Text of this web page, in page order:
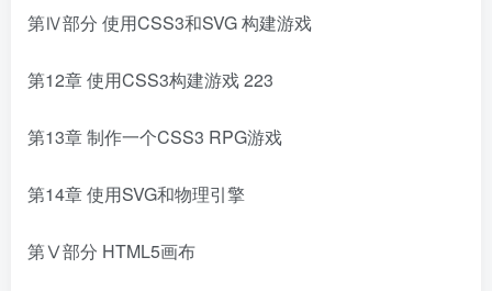
第Ⅳ部分 使用CSS3和SVG 构建游戏
第12章 使用CSS3构建游戏223
第13章 制作一个CSS3 RPG游戏
第14章 使用SVG和物理引擎
第Ⅴ部分 HTML5画布